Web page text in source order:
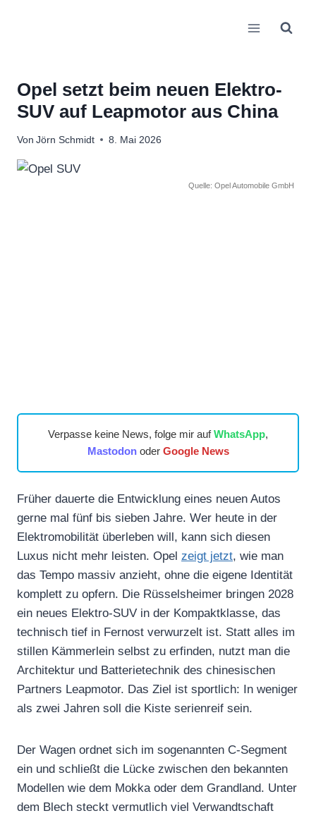
Opel setzt beim neuen Elektro-
SUV auf Leapmotor aus China
Von Jörn Schmidt 8. Mai 2026
Quelle: Opel Automobile GmbH
Verpasse keine News, folge mir aufWhatsApp,
Mastodonoder Google News
Früher dauerte die Entwicklung eines neuen Autos
gerne mal fünf bis sieben Jahre. Wer heute in der
Elektromobilität überleben will, kann sich diesen
Luxus nicht mehr leisten. Opel zeigt jetzt, wie man
das Tempo massiv anzieht, ohne die eigene Identität
komplett zu opfern. Die Rüsselsheimer bringen 2028
ein neues Elektro-SUV in der Kompaktklasse, das
technisch tief in Fernost verwurzelt ist. Statt alles im
stillen Kämmerlein selbst zu erfinden, nutzt man die
Architektur und Batterietechnik des chinesischen
Partners Leapmotor. Das Ziel ist sportlich: In weniger
als zwei Jahren soll die Kiste serienreif sein.
Der Wagen ordnet sich im sogenannten C-Segment
ein und schließt die Lücke zwischen den bekannten
Modellen wie dem Mokka oder dem Grandland. Unter
dem Blech steckt vermutlich viel Verwandtschaft